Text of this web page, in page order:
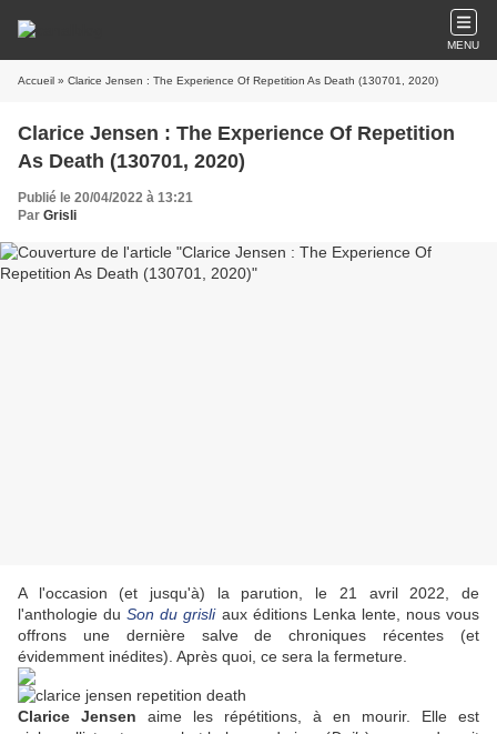
MENU
Accueil » Clarice Jensen : The Experience Of Repetition As Death (130701, 2020)
Clarice Jensen : The Experience Of Repetition
As Death (130701, 2020)
Publié le 20/04/2022 à 13:21
Par Grisli
A l'occasion (et jusqu'à) la parution, le 21 avril 2022, de
l'anthologie duSon du grisliaux éditions Lenka lente, nous vous
offrons une dernière salve de chroniques récentes (et
évidemment inédites). Après quoi, ce sera la fermeture.
Clarice Jensen aime les répétitions, à en mourir. Elle est